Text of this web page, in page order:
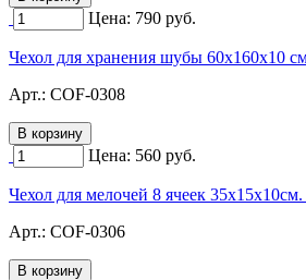
Цена: 790 руб.
Чехол для хранения шубы 60х160х10
Арт.: COF-0308
Цена: 560 руб.
Чехол для мелочей 8 ячеек
Арт.: COF-0306